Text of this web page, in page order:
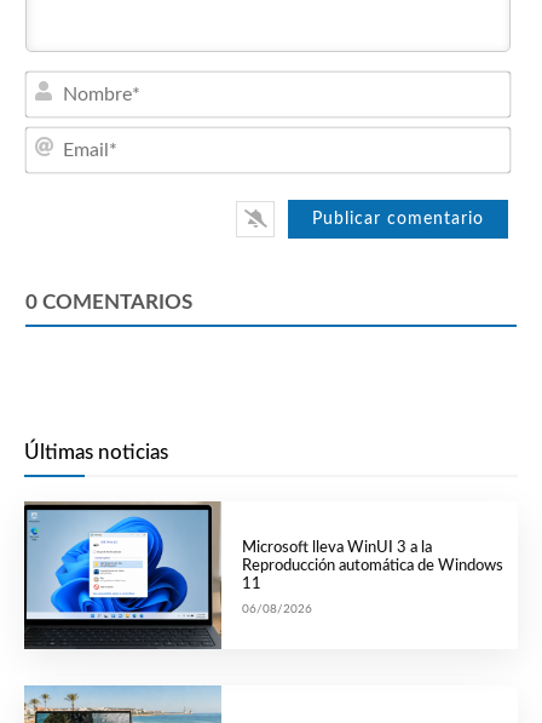
0 COMENTARIOS
Últimas noticias
Microsoft lleva WinUI 3 a la
Reproducción automática de Windows
11
06/08/2026